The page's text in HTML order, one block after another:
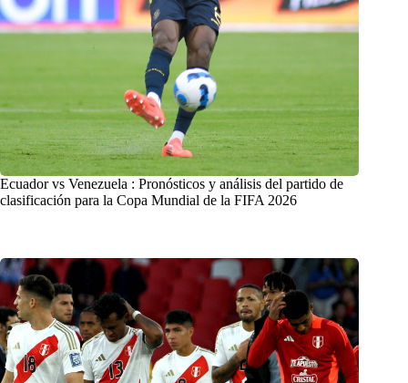
Ecuador vs Venezuela : Pronósticos y análisis del partido de
clasificación para la Copa Mundial de la FIFA 2026